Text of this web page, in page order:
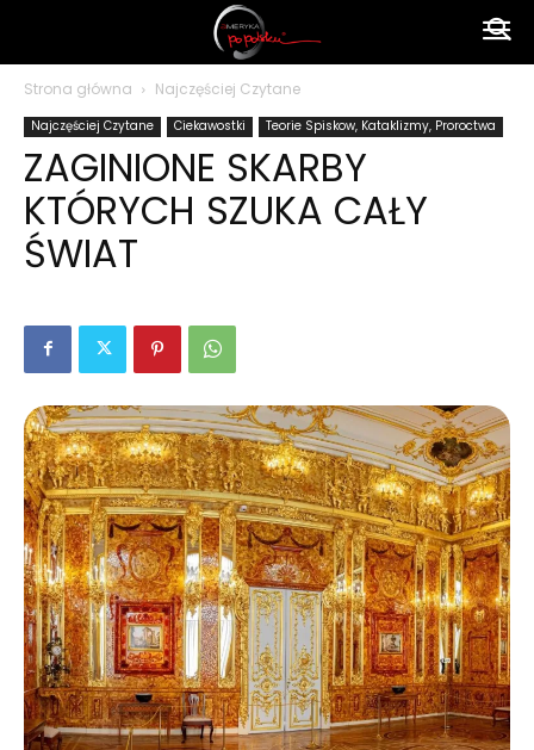
polsku
Strona główna Najczęściej Czytane
Najczęściej Czytane Ciekawostki Teorie Spiskow, Kataklizmy, Proroctwa
ZAGINIONE SKARBY
KTÓRYCH SZUKA CAŁY
ŚWIAT